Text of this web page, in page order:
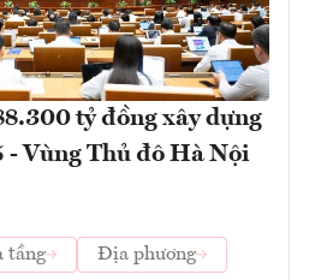
tỷ đồng xây dựng
- Vùng Thủ đô Hà Nội
tầng Địa phương